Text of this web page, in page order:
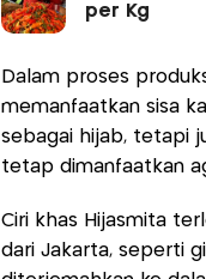
per Kg
Dalam proses
memanfaatkan sisa
sebagai hijab, tetapi
tetap dimanfaatkan
Ciri khas Hijasmita
dari Jakarta, seperti